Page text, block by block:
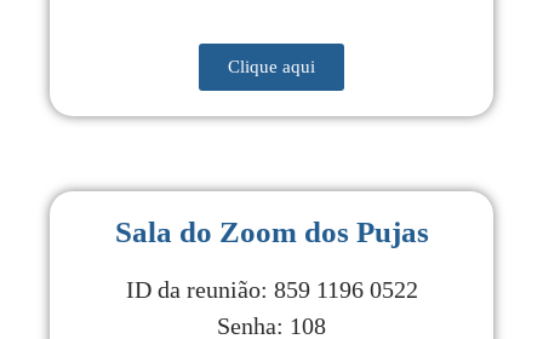
Clique aqui
Sala do Zoom dos Pujas
ID da reunião: 859 1196 0522
Senha: 108